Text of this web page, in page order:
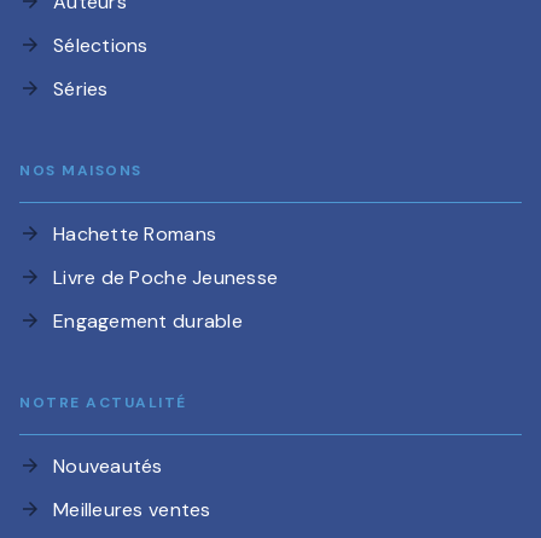
arrow_forward Sélections
arrow_forward Séries
NOS MAISONS
arrow_forward Hachette Romans
arrow_forward Livre de Poche Jeunesse
arrow_forward Engagement durable
NOTRE ACTUALITÉ
arrow_forward Nouveautés
arrow_forward Meilleures ventes